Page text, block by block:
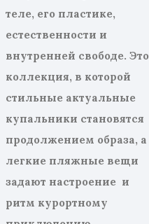
теле, его пластике,
естественности и
внутренней свободе. Это
коллекция, в которой
стильные актуальные
купальники становятся
продолжением образа, а
легкие пляжные вещи
задают настроение и
ритм курортному